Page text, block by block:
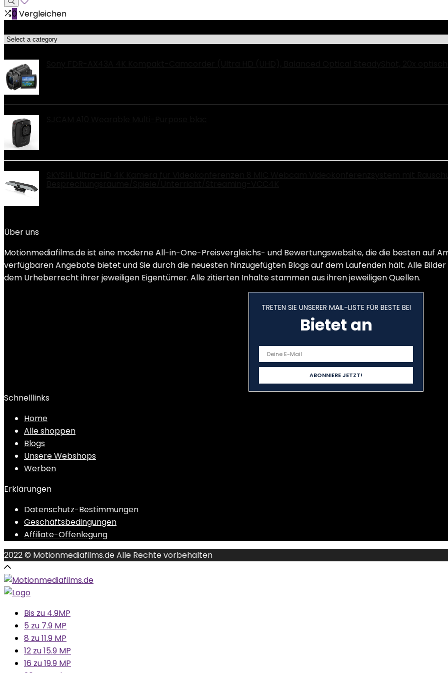
0 Vergleichen
Über uns
Motionmediafilms.de ist eine moderne All-in-One-Preisvergleichs- und Bewertungswebsite, die die besten auf
verfügbaren Angebote bietet und Sie durch die neuesten hinzugefügten Blogs auf dem Laufenden hält. Alle
dem Urheberrecht ihrer jeweiligen Eigentümer. Alle zitierten Inhalte stammen aus ihren jeweiligen Quellen.
TRETEN SIE UNSERER MAIL-LISTE FÜR BESTE BEI
Bietet an
Schnelllinks
Home
Alle shoppen
Blogs
Unsere Webshops
Werben
Erklärungen
Datenschutz-Bestimmungen
Geschäftsbedingungen
Affiliate-Offenlegung
2022 © Motionmediafilms.de Alle Rechte vorbehalten
Bis zu 4.9MP
5 zu 7.9 MP
8 zu 11.9 MP
12 zu 15.9 MP
16 zu 19.9 MP